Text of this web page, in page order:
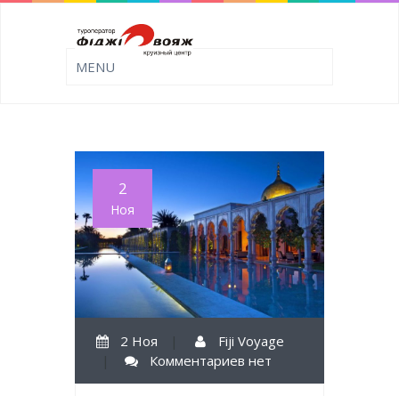
2
Ноя
2 Ноя
Fiji Voyage
Комментариев нет